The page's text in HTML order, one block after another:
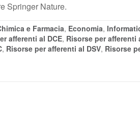
Springer Nature.
e Farmacia, Economia,
afferenti al DCE, Risorse per afferenti
, Risorse per afferenti al DSV, Risorse